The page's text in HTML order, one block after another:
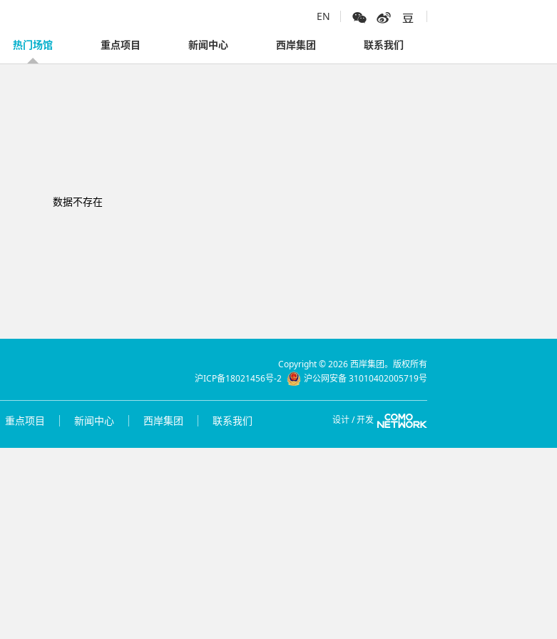
EN
热门场馆 重点项目 新闻中心 西岸集团 联系我们
数据不存在
Copyright © 2026 西岸集团。版权所有
沪ICP备18021456号-2
沪公网安备 31010402005719号
重点项目 新闻中心 西岸集团 联系我们 设计 / 开发